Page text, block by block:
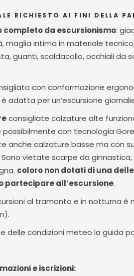
RICHIESTO AI FINI DELLA
completo da escursionismo:
maglia intima in materiale
guanti, scaldacollo, occhiali da
con conformazione
adatta per un’escursione
consigliate calzature alte
possibilmente con tecnologia
anche calzature basse ma con
vietate scarpe da
coloro non dotati di una
partecipare all’escursione.
al tramonto e in notturna
delle condizioni meteo la guida
e iscrizioni: